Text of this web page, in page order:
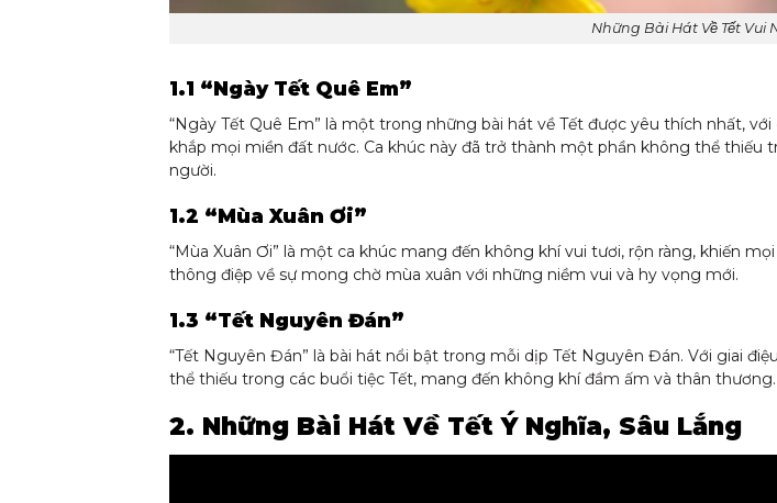
Những Bài Hát Về Tết Vui
1.1 “Ngày Tết Quê Em”
“Ngày Tết Quê Em” là một trong những bài hát về Tết được yêu thích nhất,
khắp mọi miền đất nước. Ca khúc này đã trở thành một phần không thể thiếu
người.
1.2 “Mùa Xuân Ơi”
“Mùa Xuân Ơi” là một ca khúc mang đến không khí vui tươi, rộn ràng, khiến
thông điệp về sự mong chờ mùa xuân với những niềm vui và hy vọng mới.
1.3 “Tết Nguyên Đán”
“Tết Nguyên Đán” là bài hát nổi bật trong mỗi dịp Tết Nguyên Đán. Với giai
thể thiếu trong các buổi tiệc Tết, mang đến không khí đầm ấm và thân thương.
2. Những Bài Hát Về Tết Ý Nghĩa, Sâu Lắng